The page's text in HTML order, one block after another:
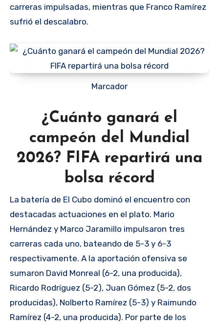
carreras impulsadas, mientras que Franco Ramírez
sufrió el descalabro.
Marcador
¿Cuánto ganará el
campeón del Mundial
2026? FIFA repartirá una
bolsa récord
La batería de El Cubo dominó el encuentro con
destacadas actuaciones en el plato. Mario
Hernández y Marco Jaramillo impulsaron tres
carreras cada uno, bateando de 5-3 y 6-3
respectivamente. A la aportación ofensiva se
sumaron David Monreal (6-2, una producida),
Ricardo Rodríguez (5-2), Juan Gómez (5-2, dos
producidas), Nolberto Ramírez (5-3) y Raimundo
Ramírez (4-2, una producida). Por parte de los